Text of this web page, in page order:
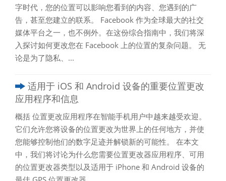
字时代，您的位置可以影响您看到的内容、您遇到的广
告，甚至您建立的联系。 Facebook 作为全球最大的社交
媒体平台之一，也不例外。在这份综合指南中，我们将深
入探讨如何更改您在 Facebook 上的位置的复杂问题。 无
论是为了隐私、...
适用于 iOS 和 Android 设备的重要位置更改
应用程序和信息
概括 位置更改应用程序在智能手机用户中越来越受欢迎。
它们允许您将设备的位置更改为世界上的任何地方，并使
您能够控制他们的数字足迹并解锁新的可能性。 在本文
中，我们将讨论为什么您需要位置更改器应用程序、可用
的位置更改器类型以及适用于 iPhone 和 Android 设备的